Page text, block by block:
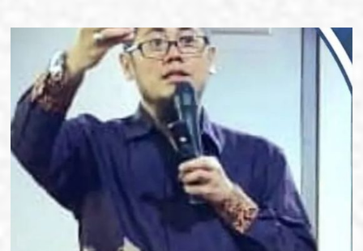
Mahal,
Paling
Seru
dan
Hangat
Bersama
Keluarga